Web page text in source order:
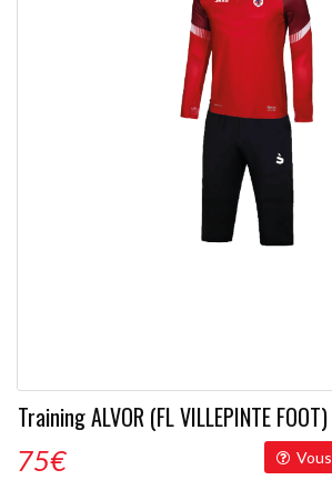
Training ALVOR (FL VILLEPINTE FOOT)
75€